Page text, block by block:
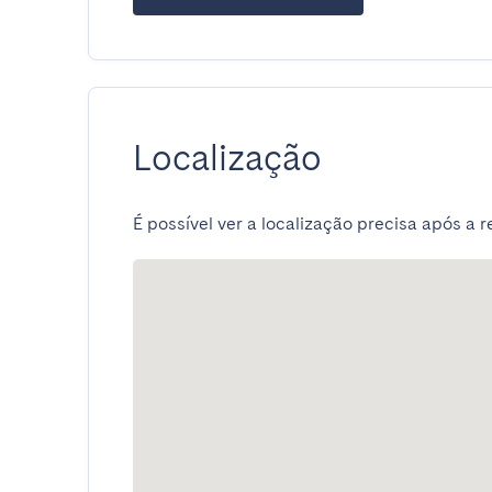
Localização
É possível ver a localização precisa após a